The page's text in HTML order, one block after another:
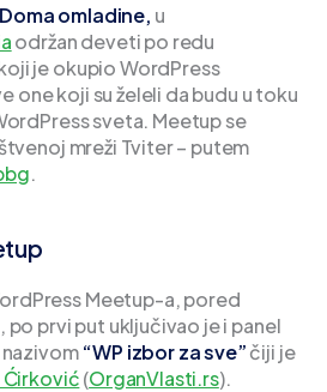
Doma omladine, u
održan deveti po redu
je okupio WordPress
one koji su želeli da budu u toku
sveta. Meetup se
mreži Tviter – putem
.
Meetup-a, pored
prvi put uključivao je i panel
“WP izbor za sve”čiji je
Ćirković(OrganVlasti.rs).